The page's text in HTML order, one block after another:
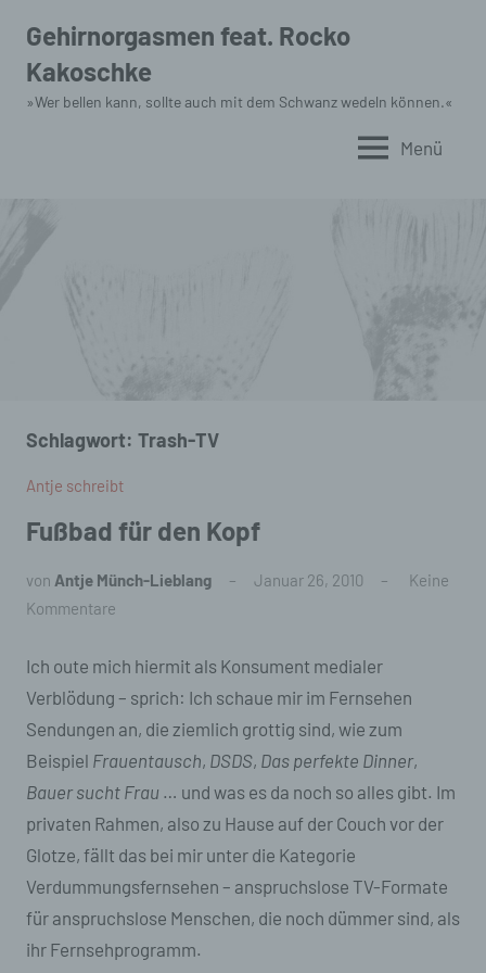
Inhalt
springen
Gehirnorgasmen feat. Rocko
Kakoschke
»Wer bellen kann, sollte auch mit dem Schwanz wedeln können.«
Menü
Schlagwort: Trash-TV
Antje schreibt
Fußbad für den Kopf
von Antje Münch-Lieblang Januar 26, 2010
Keine
Kommentare
Ich oute mich hiermit als Konsument medialer
Verblödung – sprich: Ich schaue mir im Fernsehen
Sendungen an, die ziemlich grottig sind, wie zum
Beispiel Frauentausch, DSDS, Das perfekte Dinner,
Bauer sucht Frau … und was es da noch so alles gibt. Im
privaten Rahmen, also zu Hause auf der Couch vor der
Glotze, fällt das bei mir unter die Kategorie
Verdummungsfernsehen – anspruchslose TV-Formate
für anspruchslose Menschen, die noch dümmer sind, als
ihr Fernsehprogramm.